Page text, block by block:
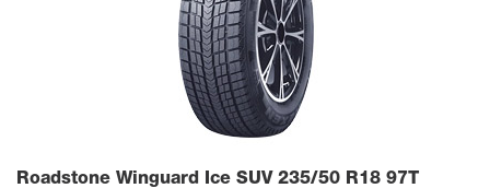
Roadstone Winguard Ice SUV 235/50 R18 97T